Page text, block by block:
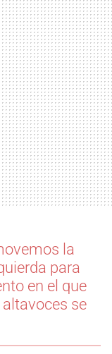
la
para
en el que
se